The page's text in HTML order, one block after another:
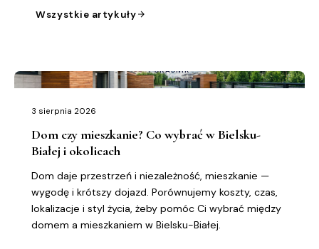
Wszystkie artykuły
PORADNIK
3 sierpnia 2026
Dom czy mieszkanie? Co wybrać w Bielsku-
Białej i okolicach
Dom daje przestrzeń i niezależność, mieszkanie —
wygodę i krótszy dojazd. Porównujemy koszty, czas,
lokalizacje i styl życia, żeby pomóc Ci wybrać między
domem a mieszkaniem w Bielsku-Białej.